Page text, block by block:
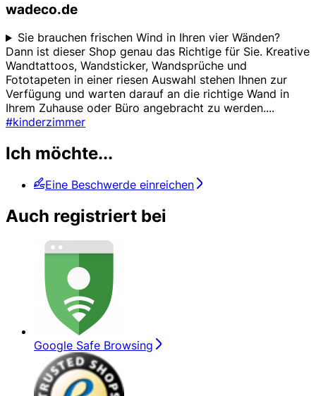
wadeco.de
Sie brauchen frischen Wind in Ihren vier Wänden?
Dann ist dieser Shop genau das Richtige für Sie. Kreative
Wandtattoos, Wandsticker, Wandsprüche und
Fototapeten in einer riesen Auswahl stehen Ihnen zur
Verfügung und warten darauf an die richtige Wand in
Ihrem Zuhause oder Büro angebracht zu werden....
#kinderzimmer
Ich möchte...
Eine Beschwerde einreichen
Auch registriert bei
Google Safe Browsing